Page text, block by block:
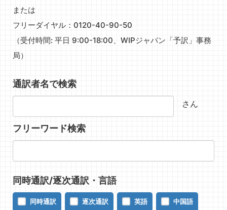
または
フリーダイヤル：0120-40-90-50
（受付時間: 平日 9:00-18:00、WIPジャパン「予訳」事務
局）
通訳者名で検索
さん
フリーワード検索
同時通訳/逐次通訳・言語
同時通訳 逐次通訳 英語 中国語